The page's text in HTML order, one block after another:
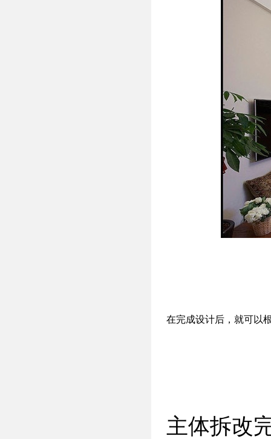
在完成设计后，就可以
主体拆改